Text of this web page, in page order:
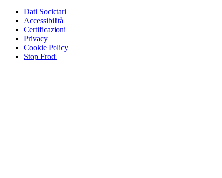
Dati Societari
Accessibilità
Certificazioni
Privacy
Cookie Policy
Stop Frodi